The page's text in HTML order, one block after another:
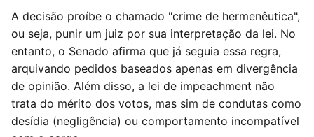
A decisão proíbe o chamado "crime de hermenêutica",
ou seja, punir um juiz por sua interpretação da lei. No
entanto, o Senado afirma que já seguia essa regra,
arquivando pedidos baseados apenas em divergência
de opinião. Além disso, a lei de impeachment não
trata do mérito dos votos, mas sim de condutas como
desídia (negligência) ou comportamento incompatível